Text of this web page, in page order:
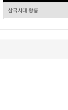
삼국시대 왕릉